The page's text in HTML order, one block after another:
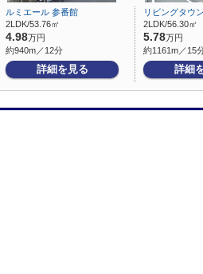
ルミエール 参番館
2LDK/53.76㎡
4.98万円
約940m／12分
詳細を見る
リビングタウ
2LDK/56.30㎡
5.78万円
約1161m／15
詳細